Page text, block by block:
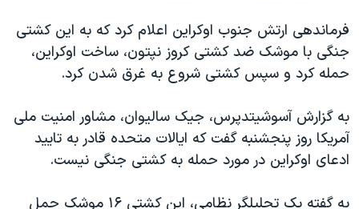
فرماندهی ارتش جنوب اوکراین اعلام کرد که به این کشتی
جنگی با موشک ضد کشتی کروز نپتون، ساخت اوکراین،
حمله کرد و سپس کشتی شروع به غرق شدن کرد.
به گزارش آسوشیتدپرس، جیک سالیوان، مشاور امنیت ملی
آمریکا روز پنجشنبه گفت که ایالات متحده قادر به تایید
ادعای اوکراین در مورد حمله به کشتی جنگی نیست.
به گفته یک تحلیلگر نظامی، این کشتی ۱۶ موشک حمل